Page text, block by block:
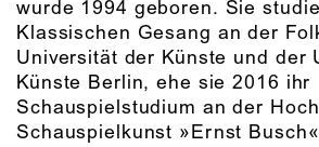
wurde 1994 geboren. Sie
Klassischen Gesang an der
Universität der Künste und der
Künste Berlin, ehe sie 2016 ihr
Schauspielstudium an der
Schauspielkunst »Ernst